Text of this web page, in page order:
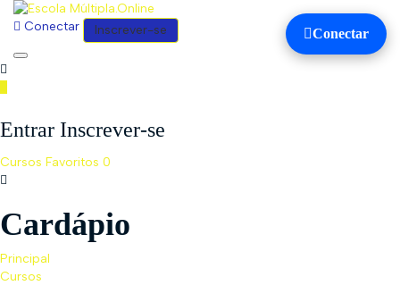
Conectar Inscrever-se
Toggle
Entrar Inscrever-se
Cursos Favoritos 0
Cardápio
Principal
Cursos
Conectar